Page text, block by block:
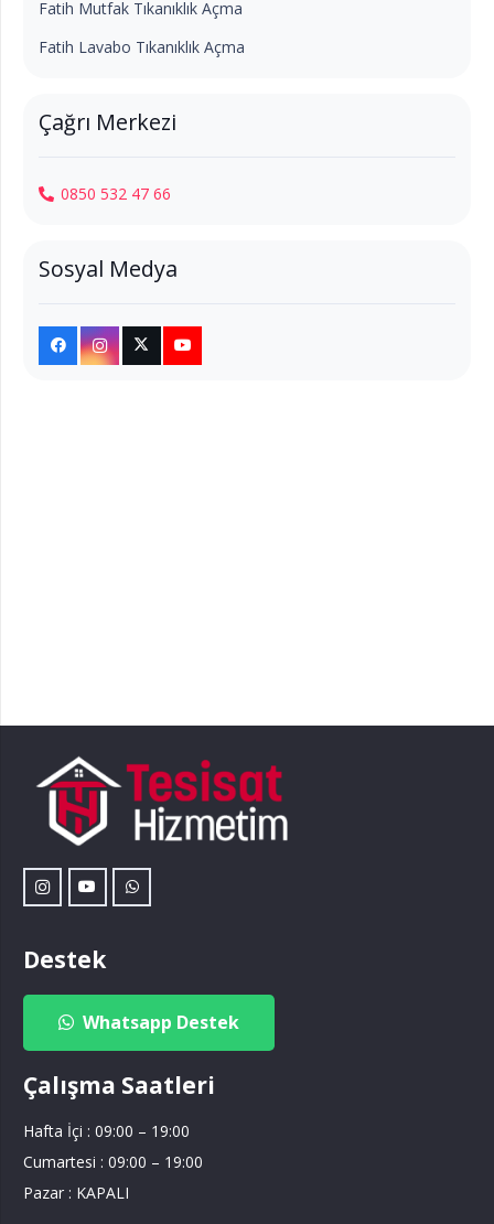
Fatih Mutfak Tıkanıklık Açma
Fatih Lavabo Tıkanıklık Açma
Çağrı Merkezi
0850 532 47 66
Sosyal Medya
Destek
Whatsapp Destek
Çalışma Saatleri
Hafta İçi : 09:00 – 19:00
Cumartesi : 09:00 – 19:00
Pazar : KAPALI